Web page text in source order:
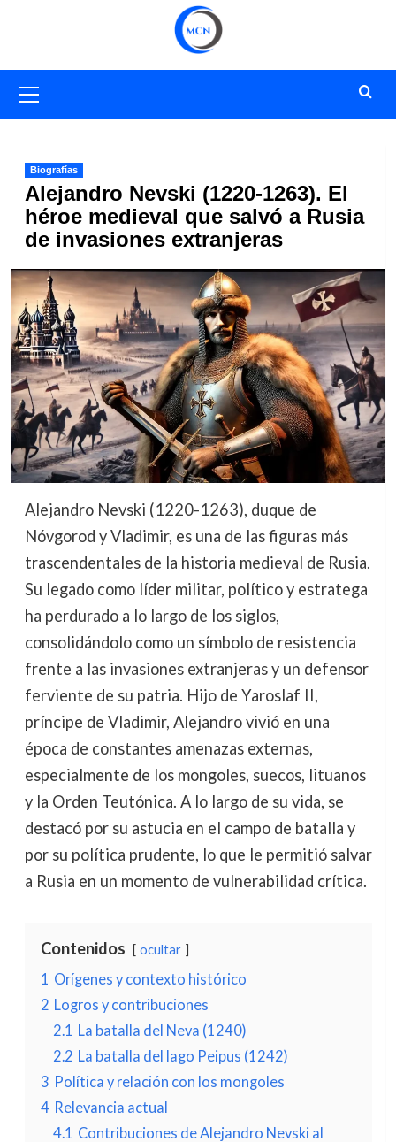
primario
Biografías
Alejandro Nevski (1220-1263). El
héroe medieval que salvó a Rusia
de invasiones extranjeras
Alejandro Nevski (1220-1263), duque de
Nóvgorod y Vladimir, es una de las figuras más
trascendentales de la historia medieval de Rusia.
Su legado como líder militar, político y estratega
ha perdurado a lo largo de los siglos,
consolidándolo como un símbolo de resistencia
frente a las invasiones extranjeras y un defensor
ferviente de su patria. Hijo de Yaroslaf II,
príncipe de Vladimir, Alejandro vivió en una
época de constantes amenazas externas,
especialmente de los mongoles, suecos, lituanos
y la Orden Teutónica. A lo largo de su vida, se
destacó por su astucia en el campo de batalla y
por su política prudente, lo que le permitió salvar
a Rusia en un momento de vulnerabilidad crítica.
Contenidos ocultar
1 Orígenes y contexto histórico
2 Logros y contribuciones
2.1 La batalla del Neva (1240)
2.2 La batalla del lago Peipus (1242)
3 Política y relación con los mongoles
4 Relevancia actual
4.1 Contribuciones de Alejandro Nevski al